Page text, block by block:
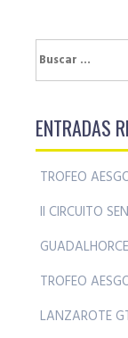
Buscar:
ENTRADAS
TROFEO
II CIRCUITO
TROFEO
LANZAROTE